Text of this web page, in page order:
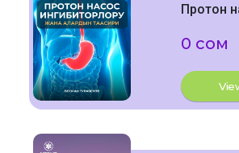
Протон
0 сом